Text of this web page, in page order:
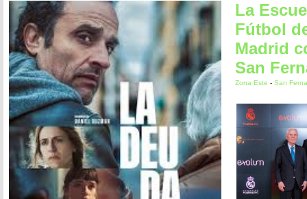
La
Fútbol
Madrid
San
Zona Este - San